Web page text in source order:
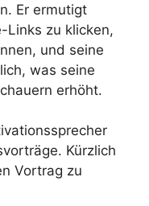
Er ermutigt
Links zu klicken,
und seine
was seine
erhöht.
Kürzlich
Vortrag zu